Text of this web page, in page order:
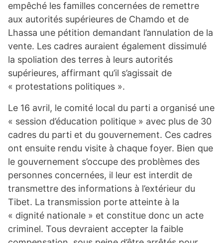
empêché les familles concernées de remettre
aux autorités supérieures de Chamdo et de
Lhassa une pétition demandant l’annulation de la
vente. Les cadres auraient également dissimulé
la spoliation des terres à leurs autorités
supérieures, affirmant qu’il s’agissait de
« protestations politiques ».
Le 16 avril, le comité local du parti a organisé une
« session d’éducation politique » avec plus de 30
cadres du parti et du gouvernement. Ces cadres
ont ensuite rendu visite à chaque foyer. Bien que
le gouvernement s’occupe des problèmes des
personnes concernées, il leur est interdit de
transmettre des informations à l’extérieur du
Tibet. La transmission porte atteinte à la
« dignité nationale » et constitue donc un acte
criminel. Tous devraient accepter la faible